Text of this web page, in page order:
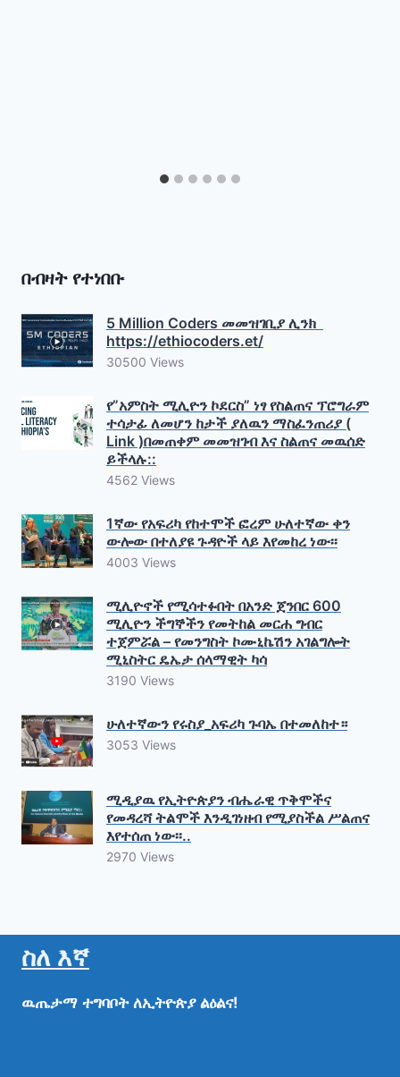
በብዛት የተነበቡ
5 Million Coders መመዝገቢያ ሊንክ
https://ethiocoders.et/
30500 Views
የ”አምስት ሚሊዮን ኮደርስ” ነፃ የስልጠና ፕሮግራም
ተሳታፊ ለመሆን ከታች ያለዉን ማስፈንጠሪያ (
Link )በመጠቀም መመዝገብ እና ስልጠና መዉሰድ
ይችላሉ::
4562 Views
1ኛው የአፍሪካ የከተሞች ፎረም ሁለተኛው ቀን
ውሎው በተለያዩ ጉዳዮች ላይ እየመከረ ነው፡፡
4003 Views
ሚሊዮኖች የሚሳተፉበት በአንድ ጀንበር 600
ሚሊዮን ችግኞችን የመትከል መርሐ ግብር
ተጀምሯል – የመንግስት ኮሙኒኬሽን አገልግሎት
ሚኒስትር ዴኤታ ሰላማዊት ካሳ
3190 Views
ሁለተኛውን የሩስያ_አፍሪካ ጉባኤ በተመለከተ።
3053 Views
ሚዲያዉ የኢትዮጵያን ብሔራዊ ጥቅሞችና
የመዳረሻ ትልሞች እንዲገነዘብ የሚያስችል ሥልጠና
እየተሰጠ ነው፡፡..
2970 Views
ስለ እኛ
ዉጤታማ ተግባቦት ለኢትዮጵያ ልዕልና!